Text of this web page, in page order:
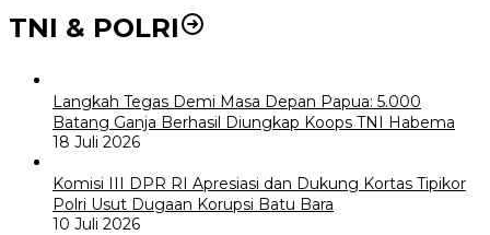
TNI & POLRI
Langkah Tegas Demi Masa Depan Papua: 5.000
Batang Ganja Berhasil Diungkap Koops TNI Habema
18 Juli 2026
Komisi III DPR RI Apresiasi dan Dukung Kortas Tipikor
Polri Usut Dugaan Korupsi Batu Bara
10 Juli 2026